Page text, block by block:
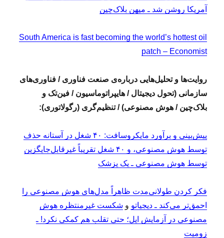
آمریکا روشن شد ـ میهن بلاک‌چین
South America is fast becoming the world’s hottest oil
patch – Economist
روایت‌ها و تحلیل‌هایی درباره‌ی صنعت فناوری / فناوری‌های
سازمانی (تحول دیجیتال / هایپراتوماسیون / فین‌تک و
بلاک‌چین / هوش مصنوعی) / تنظیم‌گری (رگولاتوری):
پیش‌بینی و برآورد مایکروسافت: ۴۰ شغل در آستانه حذف
توسط هوش مصنوعی، و ۴۰ شغل تقریباً غیرقابل‌جایگزین
توسط هوش مصنوعی ـ یک پزشک
فکر کردن طولانی‌مدت ظاهراً مدل‌های هوش مصنوعی را
احمق‌تر می‌کند ـ دیجیاتو و شکست غیرمنتظره هوش
مصنوعی در آزمایش اپل؛ حتی تقلب هم کمکی نکرد! ـ
زومیت